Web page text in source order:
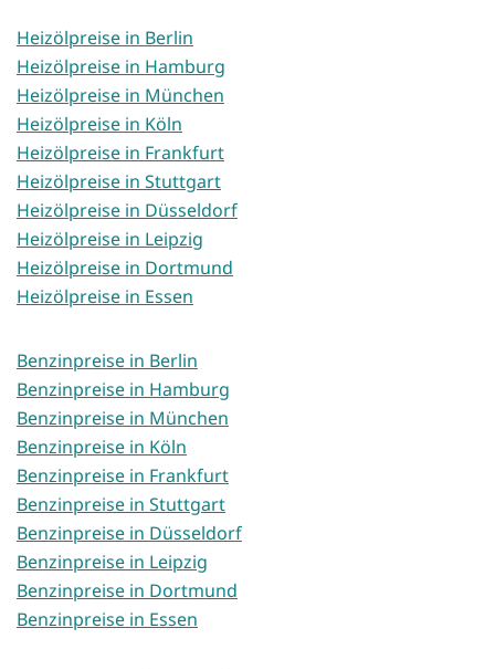
Heizölpreise in Berlin
Heizölpreise in Hamburg
Heizölpreise in München
Heizölpreise in Köln
Heizölpreise in Frankfurt
Heizölpreise in Stuttgart
Heizölpreise in Düsseldorf
Heizölpreise in Leipzig
Heizölpreise in Dortmund
Heizölpreise in Essen
Benzinpreise in Berlin
Benzinpreise in Hamburg
Benzinpreise in München
Benzinpreise in Köln
Benzinpreise in Frankfurt
Benzinpreise in Stuttgart
Benzinpreise in Düsseldorf
Benzinpreise in Leipzig
Benzinpreise in Dortmund
Benzinpreise in Essen